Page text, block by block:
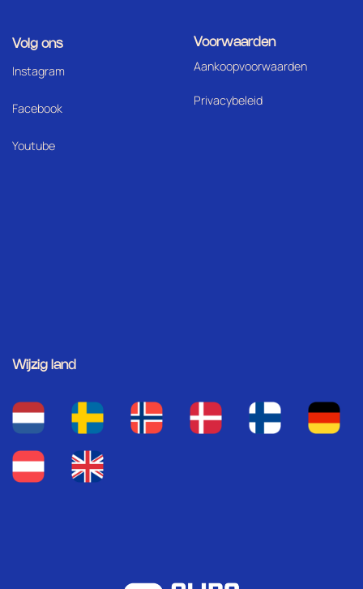
Volg ons
Instagram
Facebook
Youtube
Voorwaarden
Aankoopvoorwaarden
Privacybeleid
Wijzig land